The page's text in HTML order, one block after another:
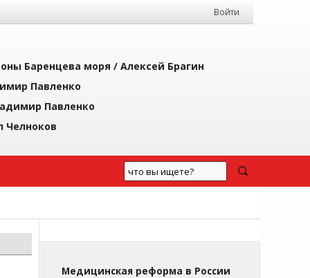
Войти
Баренцева моря / Алексей Брагин
Павленко
Павленко
Челноков
Медицинская реформа в России